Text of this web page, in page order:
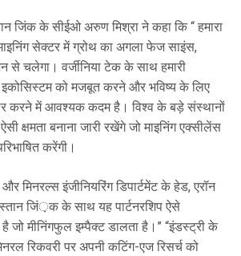
जिंक के सीईओ अरुण मिश्रा ने कहा कि “ हमारा
सेक्टर में ग्रोथ का अगला फेज साइंस,
से चलेगा। वर्जीनिया टेक के साथ हमारी
इकोसिस्टम को मजबूत करने और भविष्य के लिए
करने में आवश्यक कदम है। विश्व के बड़े संस्थानों
क्षमता बनाना जारी रखेंगे जो माइनिंग एक्सीलेंस
करेंगी।
और मिनरल्स इंजीनियरिंग डिपार्टमेंट के हेड, एरॉन
जिं़क के साथ यह पार्टनरशिप ऐसे
जो मीनिंगफुल इम्पैक्ट डालता है।” “इंडस्ट्री के
रिकवरी पर अपनी कटिंग-एज रिसर्च को